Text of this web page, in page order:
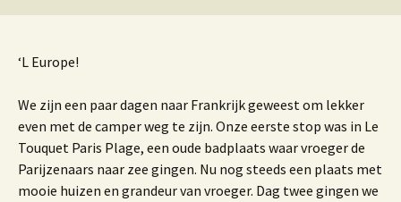
‘L Europe!
We zijn een paar dagen naar Frankrijk geweest om lekker
even met de camper weg te zijn. Onze eerste stop was in Le
Touquet Paris Plage, een oude badplaats waar vroeger de
Parijzenaars naar zee gingen. Nu nog steeds een plaats met
mooie huizen en grandeur van vroeger. Dag twee gingen we